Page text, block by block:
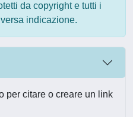
da copyright e tutti i
indicazione.
per citare o creare un link